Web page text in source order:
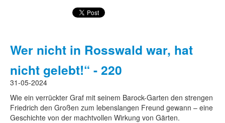
Wer nicht in Rosswald war, hat
nicht gelebt!“ - 220
31-05-2024
Wie ein verrückter Graf mit seinem Barock-Garten den strengen
Friedrich den Großen zum lebenslangen Freund gewann – eine
Geschichte von der machtvollen Wirkung von Gärten.